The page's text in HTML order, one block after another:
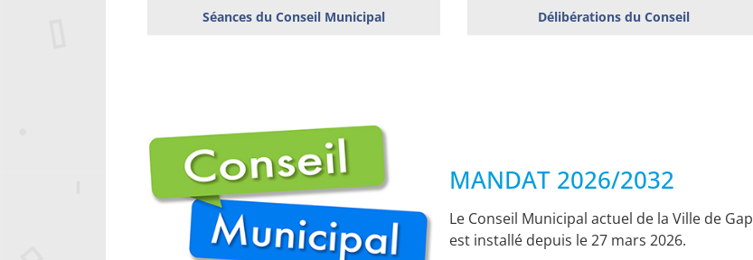
Séances du Conseil Municipal Délibérations du Conseil
MANDAT 2026/2032
Le Conseil Municipal actuel de la Ville de Gap
est installé depuis le 27 mars 2026.